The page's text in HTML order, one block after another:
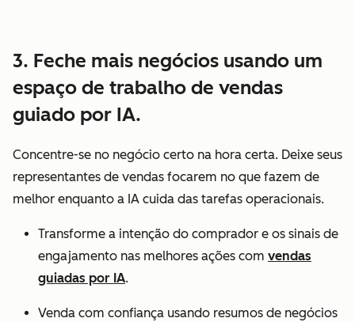
3. Feche mais negócios usando um
espaço de trabalho de vendas
guiado por IA.
Concentre-se no negócio certo na hora certa. Deixe seus
representantes de vendas focarem no que fazem de
melhor enquanto a IA cuida das tarefas operacionais.
Transforme a intenção do comprador e os sinais de
engajamento nas melhores ações com vendas
guiadas por IA.
Venda com confiança usando resumos de negócios